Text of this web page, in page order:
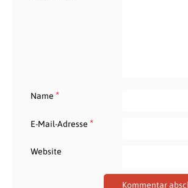
Name *
E-Mail-Adresse *
Website